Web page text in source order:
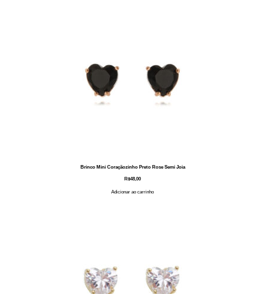
Brinco Mini Coraçãozinho Preto Rose Semi Joia
R$48,00
Adicionar ao carrinho